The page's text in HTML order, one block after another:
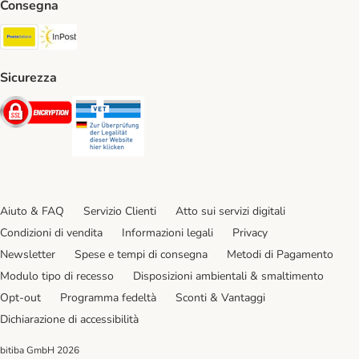
Consegna
Poste Italiane. Shipping Method
Sicurezza
Security
Aiuto & FAQ Servizio Clienti
Atto sui servizi digitali
Condizioni di vendita
Informazioni legali
Privacy
Newsletter
Spese e tempi di consegna
Metodi di Pagamento
Modulo tipo di recesso
Disposizioni ambientali & smaltimento
Opt-out
Programma fedeltà
Sconti & Vantaggi
Dichiarazione di accessibilità
bitiba GmbH 2026